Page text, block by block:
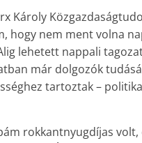
Károly
hogy nem ment volna
lehetett nappali
már dolgozók
tartoztak –
rokkantnyugdíjas